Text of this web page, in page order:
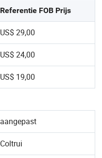
Referentie FOB Prijs
US$ 29,00
US$ 24,00
US$ 19,00
aangepast
Coltrui